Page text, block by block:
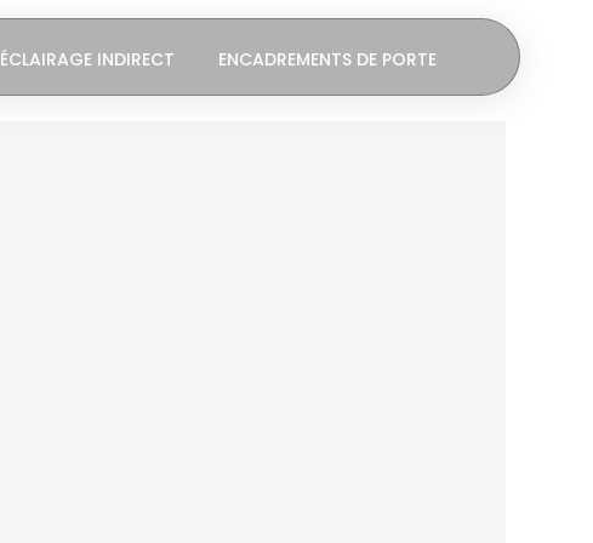
ÉCLAIRAGE INDIRECT ENCADREMENTS DE PORTE